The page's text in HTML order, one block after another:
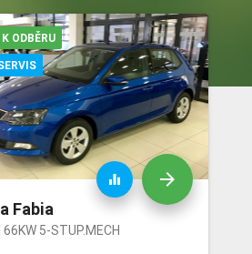
Výbava
Fabia
5-STUP.MECH
arrow_forward
equalizer
ODBĚRU